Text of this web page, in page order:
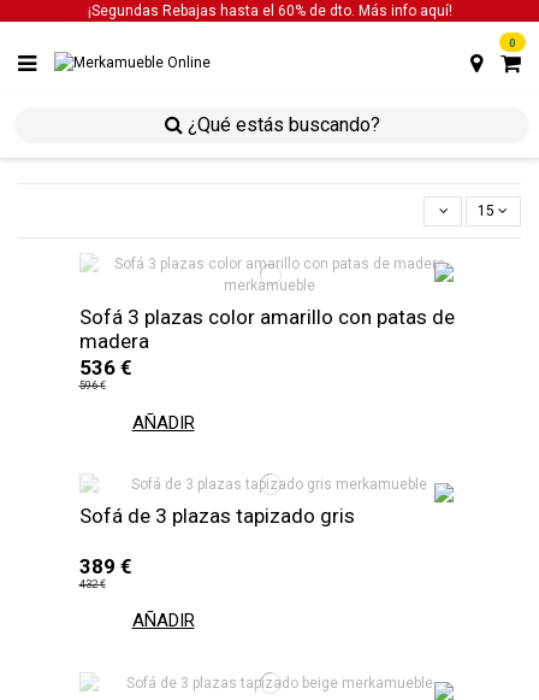
¡Segundas Rebajas hasta el 60% de dto. Más info aquí!
0
sofás 3 plazas
15
Sofá 3 plazas color amarillo con patas de
madera
536 €
596 €
AÑADIR
Sofá de 3 plazas tapizado gris
389 €
432 €
AÑADIR